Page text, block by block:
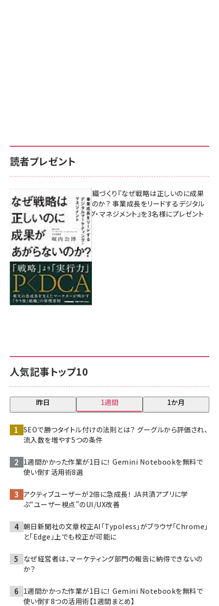
人気記事トップ10
昨日 1週間 1か月
SEOで勝つタイトル付けの法則とは？ グーグルから評価され、
流入数を増やす5つの条件
1週間かかった作業が1日に！ Gemini Notebookを無料で
使い倒す活用術8選
アクティブユーザーが2倍に急成長！ JA共済アプリに学
ぶ“ユーザー視点”のUI/UX改善
朝日新聞社の文章校正AI「Typoless」がブラウザ「Chrome」
と「Edge」上でも校正が可能に
なぜ経営者は、マーケティング部門の報告に納得できないの
か？
1週間かかった作業が1日に！ Gemini Notebookを無料で
使い倒す8つの活用術【1週間まとめ】
読者プレゼント
成果を生む組織づくり『なぜ戦略は正しいのに成果
があがらないのか？ 事業成長をリードするデジタル
マーケティング・マネジメント』を3名様にプレゼント
8月7日 10:00